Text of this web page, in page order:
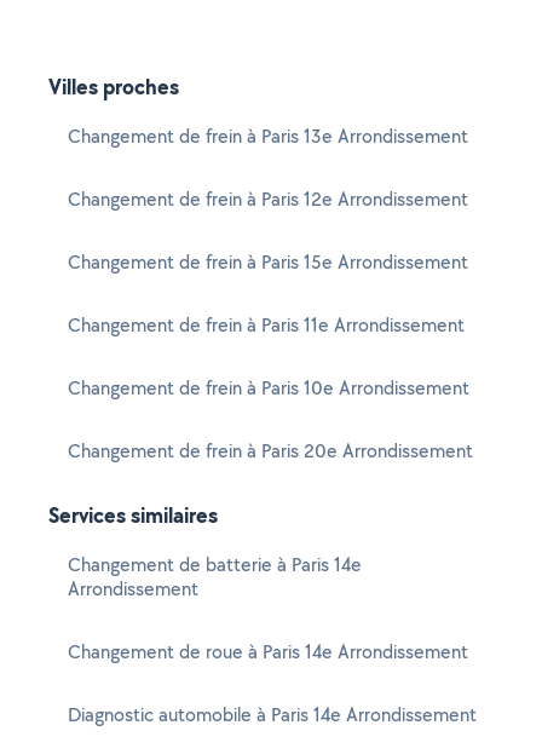
Villes proches
Changement de frein à Paris 13e Arrondissement
Changement de frein à Paris 12e Arrondissement
Changement de frein à Paris 15e Arrondissement
Changement de frein à Paris 11e Arrondissement
Changement de frein à Paris 10e Arrondissement
Changement de frein à Paris 20e Arrondissement
Services similaires
Changement de batterie à Paris 14e
Arrondissement
Changement de roue à Paris 14e Arrondissement
Diagnostic automobile à Paris 14e Arrondissement